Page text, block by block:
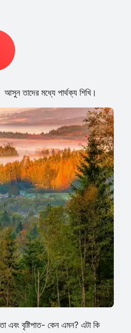
তাদের মধ্যে পার্থক্য শিখি।
এবং বৃষ্টিপাত- কেন এমন? এটা কি